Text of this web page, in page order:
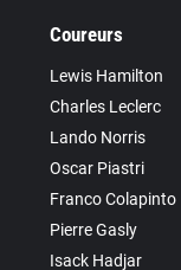
Coureurs
Lewis Hamilton
Charles Leclerc
Lando Norris
Oscar Piastri
Franco Colapinto
Pierre Gasly
Isack Hadjar